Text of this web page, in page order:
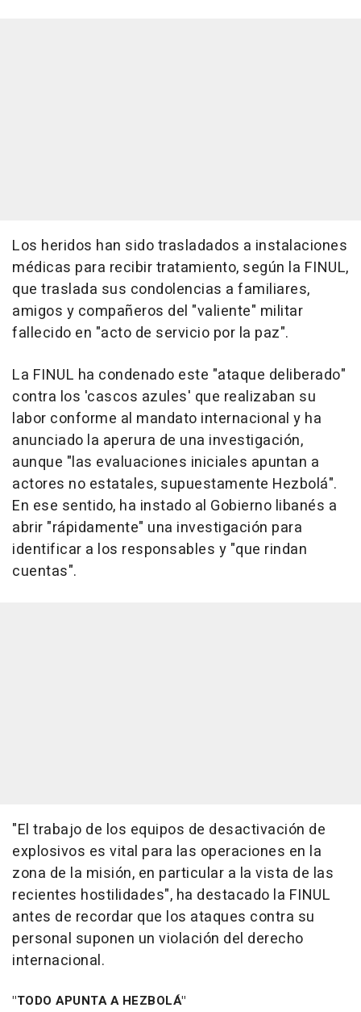
Los heridos han sido trasladados a instalaciones
médicas para recibir tratamiento, según la FINUL,
que traslada sus condolencias a familiares,
amigos y compañeros del "valiente" militar
fallecido en "acto de servicio por la paz".
La FINUL ha condenado este "ataque deliberado"
contra los 'cascos azules' que realizaban su
labor conforme al mandato internacional y ha
anunciado la aperura de una investigación,
aunque "las evaluaciones iniciales apuntan a
actores no estatales, supuestamente Hezbolá".
En ese sentido, ha instado al Gobierno libanés a
abrir "rápidamente" una investigación para
identificar a los responsables y "que rindan
cuentas".
"El trabajo de los equipos de desactivación de
explosivos es vital para las operaciones en la
zona de la misión, en particular a la vista de las
recientes hostilidades", ha destacado la FINUL
antes de recordar que los ataques contra su
personal suponen un violación del derecho
internacional.
"TODO APUNTA A HEZBOLÁ"